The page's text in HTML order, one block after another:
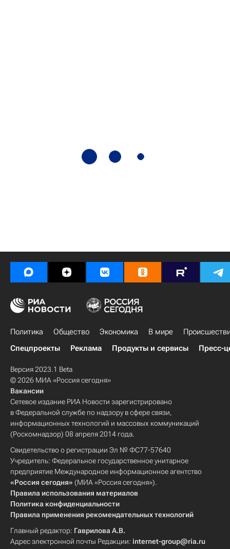
Политика Общество Экономика В мире
Спецпроекты
Реклама Продукты и сервисы Пресс-
Версия 2023.1 Beta
© 2026 МИА «Россия сегодня»
Вакансии
Сетевое издание РИА Новости зарегистрировано
в Федеральной службе по надзору в сфере связи,
информационных технологий и массовых коммуникаций
(Роскомнадзор) 08 апреля 2014 года.
Свидетельство о регистрации Эл № ФС77-57640
Учредитель: Федеральное государственное унитарное
предприятие Международное информационное агентство
«Россия сегодня» (МИА «Россия сегодня»).
Правила использования материалов
Политика конфиденциальности
Правила применения рекомендательных технологий
Главный редактор: Гаврилова А.В.
Адрес электронной почты Редакции: internet-group@ria.ru